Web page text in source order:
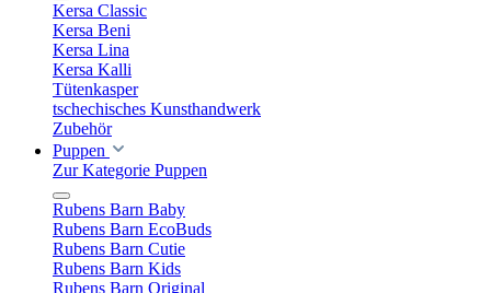
Kersa Classic
Kersa Beni
Kersa Lina
Kersa Kalli
Tütenkasper
tschechisches Kunsthandwerk
Zubehör
Puppen
Zur Kategorie Puppen
Rubens Barn Baby
Rubens Barn EcoBuds
Rubens Barn Cutie
Rubens Barn Kids
Rubens Barn Original